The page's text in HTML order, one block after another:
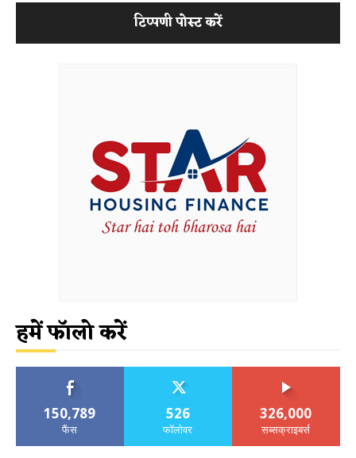
हमें फॉलो करें
150,789
फैंस
526
फॉलोवर
326,000
सब्सक्राइबर्स